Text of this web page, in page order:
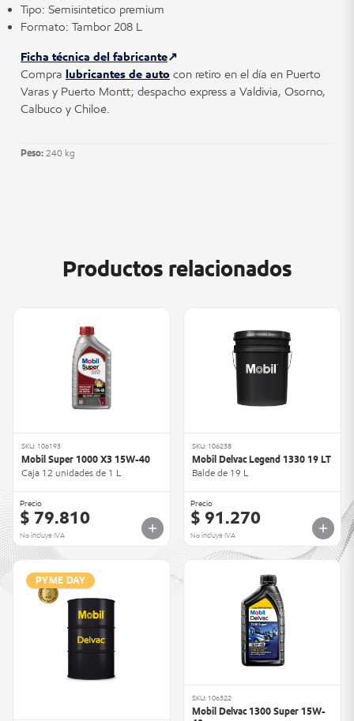
Tipo: Semisintético premium
Formato: Tambor 208 L
Ficha técnica del fabricante
Compra lubricantes de auto con retiro en el día en Puerto
Varas y Puerto Montt; despacho express a Valdivia, Osorno,
Calbuco y Chiloé.
Peso: 240 kg
Productos relacionados
SKU: 106193
Mobil Super 1000 X3 15W-40
Caja 12 unidades de 1 L
Precio
$ 79.810
No incluye IVA
SKU: 106238
Mobil Delvac Legend 1330 19 LT
Balde de 19 L
Precio
$ 91.270
No incluye IVA
PYME DAY
SKU: 106322
Mobil Delvac 1300 Super 15W-